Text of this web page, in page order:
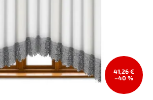
41,26 €
–40 %